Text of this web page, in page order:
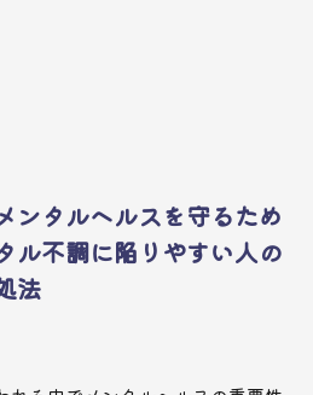
ンタルヘルスを守るため
ル不調に陥りやすい人の
法